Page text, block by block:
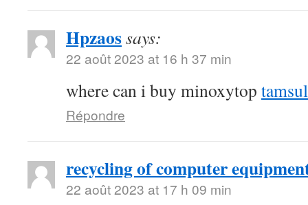
Hpzaossays:
22 août 2023 at 16 h 37 min
where can i buy minoxytop
Répondre
recycling of computer
22 août 2023 at 17 h 09 min